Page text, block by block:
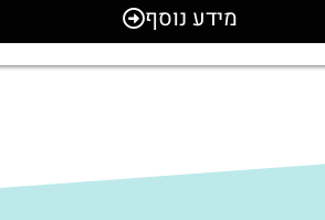
מידע נוסף